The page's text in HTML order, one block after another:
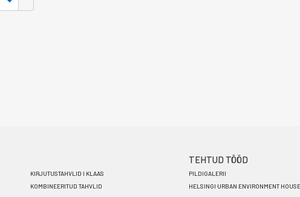
KIRJUTUSTAHVLID I KLAAS
KOMBINEERITUD TAHVLID
TEHTUD TÖÖD
PILDIGALERII
HELSINGI URBAN ENVIRONMENT HOUSE